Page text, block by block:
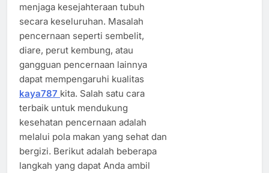
menjaga kesejahteraan tubuh
secara keseluruhan. Masalah
pencernaan seperti sembelit,
diare, perut kembung, atau
gangguan pencernaan lainnya
dapat mempengaruhi kualitas
kaya787 kita. Salah satu cara
terbaik untuk mendukung
kesehatan pencernaan adalah
melalui pola makan yang sehat dan
bergizi. Berikut adalah beberapa
langkah yang dapat Anda ambil